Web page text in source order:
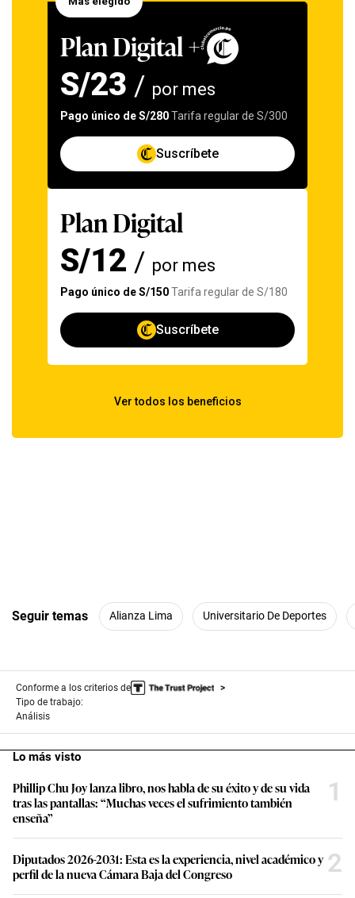
Seguir temas Alianza Lima Universitario De Deportes
Conforme a los criterios de
Tipo de trabajo:
Análisis
Lo más visto
Phillip Chu Joy lanza libro, nos habla de su éxito y de su vida
tras las pantallas: “Muchas veces el sufrimiento también
enseña”
1
Diputados 2026-2031: Esta es la experiencia, nivel académico y
perfil de la nueva Cámara Baja del Congreso
2